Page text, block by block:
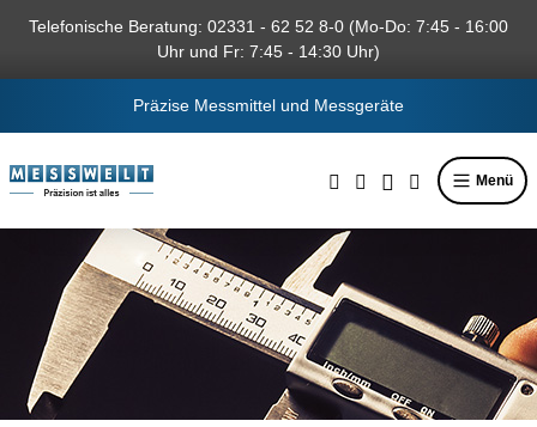
springen
Telefonische Beratung: 02331 - 62 52 8-0 (Mo-Do: 7:45 - 16:00
Uhr und Fr: 7:45 - 14:30 Uhr)
Präzise Messmittel und Messgeräte
Menü